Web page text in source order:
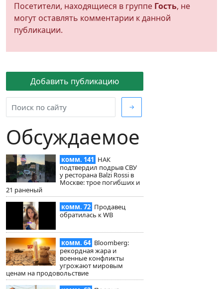
Добавить публикацию
→
Обсуждаемое
комм. 141 НАК
подтвердил подрыв СВУ
у ресторана Balzi Rossi в
Москве: трое погибших и
21 раненый
комм. 72 Продавец
обратилась к WB
комм. 64 Bloomberg:
рекордная жара и
военные конфликты
угрожают мировым
ценам на продовольствие
Посетители, находящиеся в группе Гость, не
могут оставлять комментарии к данной
публикации.